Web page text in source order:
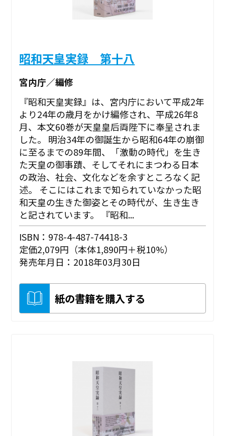
昭和天皇実録 第十八
宮内庁／編修
『昭和天皇実録』は、宮内庁において平成2年
より24年の歳月をかけ編修され、平成26年8
月、本文60巻が天皇皇后両陛下に奉呈されま
した。 明治34年の御誕生から昭和64年の崩御
に至るまでの89年間、「激動の時代」を生き
た天皇の御事蹟、そしてそれにまつわる日本
の政治、社会、文化などを余すところなく記
述。 そこにはこれまで知られていなかった昭
和天皇の生きた御姿とその時代が、生き生き
と記されています。 『昭和...
ISBN：978-4-487-74418-3
定価2,079円（本体1,890円＋税10%）
発売年月日：2018年03月30日
紙の書籍を購入する